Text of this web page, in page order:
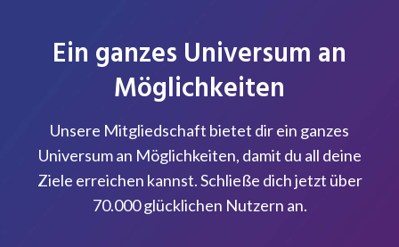
Ein ganzes Universum an
Möglichkeiten
Unsere Mitgliedschaft bietet dir ein ganzes
Universum an Möglichkeiten, damit du all deine
Ziele erreichen kannst. Schließe dich jetzt über
70.000 glücklichen Nutzern an.